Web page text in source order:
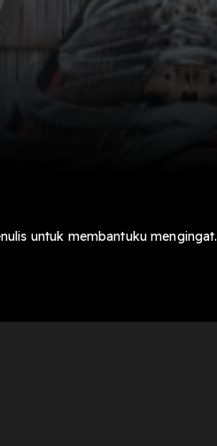
untuk membantuku mengingat.